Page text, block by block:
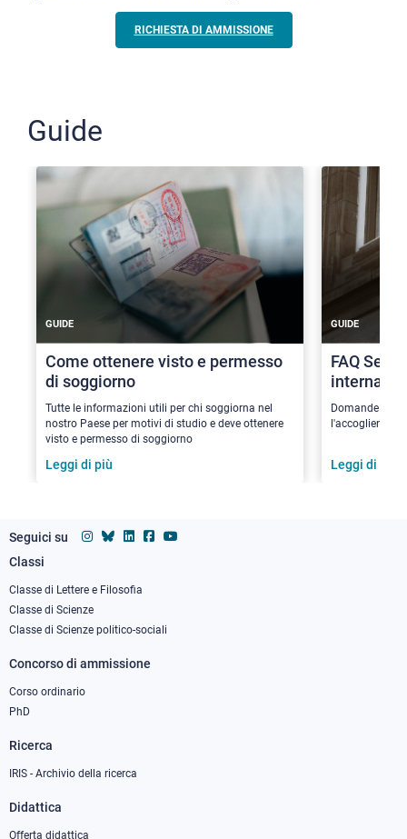
RICHIESTA DI AMMISSIONE
Guide
GUIDE
Come ottenere visto e permesso
di soggiorno
Tutte le informazioni utili per chi soggiorna nel
nostro Paese per motivi di studio e deve ottenere
visto e permesso di soggiorno
Leggi di più
GUIDE
FAQ
Domande e
l'accoglienza
Leggi di più
Seguici su
Footer
column
1
Classi
Classe di Lettere e Filosofia
Classe di Scienze
Classe di Scienze politico-sociali
Concorso di ammissione
Corso ordinario
PhD
Ricerca
IRIS - Archivio della ricerca
Didattica
Offerta didattica